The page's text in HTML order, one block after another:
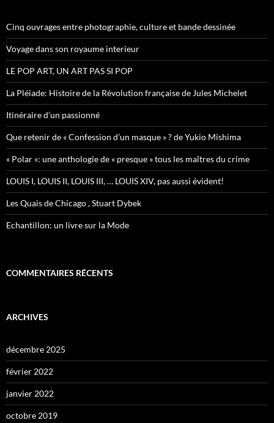
h
e
r
:
Cinq ouvrages entre photographie, culture et bande dessinée
Voyage dans son royaume interieur
LE POP ART, UN ART PAS SI POP
La Pléiade: Histoire de la Révolution française de Jules Michelet
Itinéraire d’un passionné
Que retenir de « Confession d’un masque » ? de Yukio Mishima
« Polar »: une anthologie de « presque » tous les maîtres du crime
LOUIS I, LOUIS II, LOUIS III, … LOUIS XIV, pas aussi évident!
Les Quais de Chicago , Stuart Dybek
Echantillon: un livre sur la Mode
COMMENTAIRES RÉCENTS
ARCHIVES
décembre 2025
février 2022
janvier 2022
octobre 2019